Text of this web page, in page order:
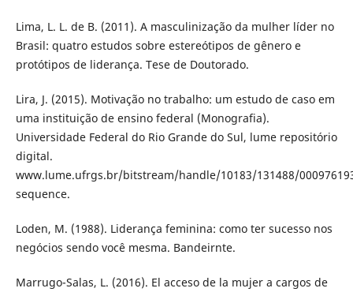
Lima, L. L. de B. (2011). A masculinização da mulher líder no
Brasil: quatro estudos sobre estereótipos de gênero e
protótipos de liderança. Tese de Doutorado.
Lira, J. (2015). Motivação no trabalho: um estudo de caso em
uma instituição de ensino federal (Monografia).
Universidade Federal do Rio Grande do Sul, lume repositório
digital.
www.lume.ufrgs.br/bitstream/handle/10183/131488/
sequence.
Loden, M. (1988). Liderança feminina: como ter sucesso nos
negócios sendo você mesma. Bandeirnte.
Marrugo-Salas, L. (2016). El acceso de la mujer a cargos de